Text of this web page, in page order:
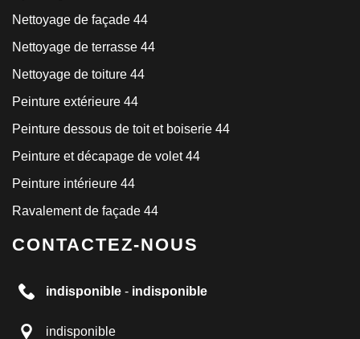
Nettoyage de façade 44
Nettoyage de terrasse 44
Nettoyage de toiture 44
Peinture extérieure 44
Peinture dessous de toit et boiserie 44
Peinture et décapage de volet 44
Peinture intérieure 44
Ravalement de façade 44
CONTACTEZ-NOUS
indisponible - indisponible
indisponible